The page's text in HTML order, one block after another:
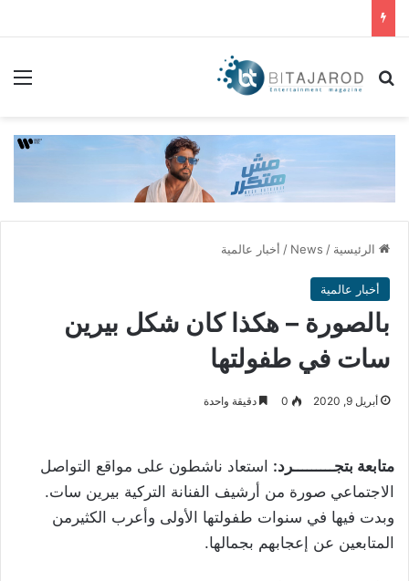
بحث عن
الرئيسية /
News
/ أخبار عالمية
أخبار عالمية
بالصورة – هكذا كان شكل بيرين
سات في طفولتها
أبريل 9, 2020 0 دقيقة واحدة
متابعة بتجـــــــــرد: استعاد ناشطون على مواقع التواصل
الاجتماعي صورة من أرشيف الفنانة التركية بيرين سات.
وبدت فيها في سنوات طفولتها الأولى وأعرب الكثيرمن
المتابعين عن إعجابهم بجمالها.